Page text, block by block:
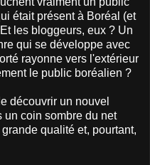
était présent à Boréal (et
les bloggeurs, eux ? Un
qui se développe avec
rayonne vers l'extérieur
le public boréalien ?
découvrir un nouvel
un coin sombre du net
qualité et, pourtant,